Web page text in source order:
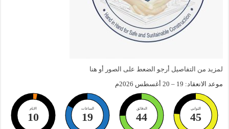
لمزيد من التفاصيل أرجو الضعط على الصور أو هنا
موعد الانعقاد: 19 – 20 أغسطس 2026م
الايام
10
الساعات
19
الدقائق
44
الثواني
44